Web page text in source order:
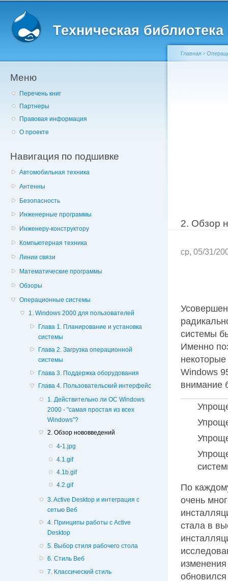
Техническая
Меню
Перечень книг
Партнеры
Правовая информация
О проекте
Навигация по подшивке
Автомобильная техника
Антенны
Безопасность
Инженерные программы
Инженеру-конструктору
Компьютерная техника
Линии связи
Математические программы
Обзоры
Операционные системы
1. Windows 2000 для пользователей
Глава 1. Планирование и установка
системы
Глава 2. Загрузка операционной
системы
Глава 3. Поддержка оборудования
Глава 4. Пользовательский интерфейс
1. Действительно ли ОС Windows
2000 - "самая простая из всех
Windows"?
2. Обзор нововведений
4-1.jpg
4.1.gif
4.1b.gif
4.2.gif
3. Active Desktop и интеграция с
сетью Веб
4. Принципы работы с Active
Desktop
5. Выбор стиля рабочего стола
6. Стиль Веб
7. Классический стиль
Главная ›
2. Обзор
ср, 05/31/
системы
Именно
Windows
внимание
По
очень
стала в